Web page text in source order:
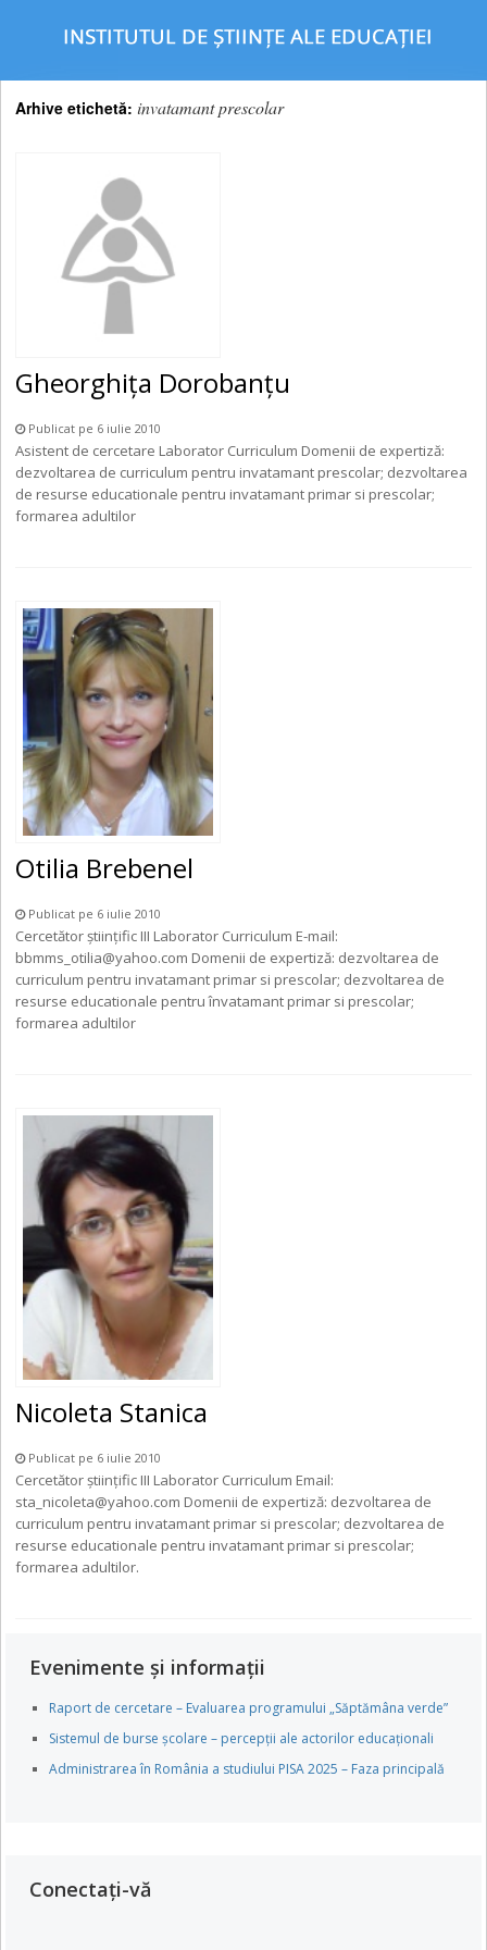
Arhive etichetă:invatamant prescolar
Gheorghiţa Dorobanţu
Publicat pe 6 iulie 2010
Asistent de cercetare Laborator Curriculum Domenii de expertiză:
dezvoltarea de curriculum pentru invatamant prescolar; dezvoltarea
de resurse educationale pentru invatamant primar si prescolar;
formarea adultilor
Otilia Brebenel
Publicat pe 6 iulie 2010
Cercetător ştiinţific III Laborator Curriculum E-mail:
bbmms_otilia@yahoo.com Domenii de expertiză: dezvoltarea de
curriculum pentru invatamant primar si prescolar; dezvoltarea de
resurse educationale pentru învatamant primar si prescolar;
formarea adultilor
Nicoleta Stanica
Publicat pe 6 iulie 2010
Cercetător ştiinţific III Laborator Curriculum Email:
sta_nicoleta@yahoo.com Domenii de expertiză: dezvoltarea de
curriculum pentru invatamant primar si prescolar; dezvoltarea de
resurse educationale pentru invatamant primar si prescolar;
formarea adultilor.
Evenimente și informații
Raport de cercetare – Evaluarea programului „Săptămâna verde”
Sistemul de burse școlare – percepții ale actorilor educaționali
Administrarea în România a studiului PISA 2025 – Faza principală
Conectați-vă